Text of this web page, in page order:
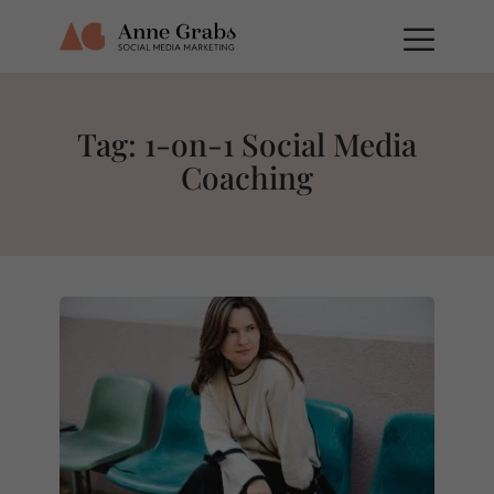
Tag: 1-on-1 Social Media
Coaching